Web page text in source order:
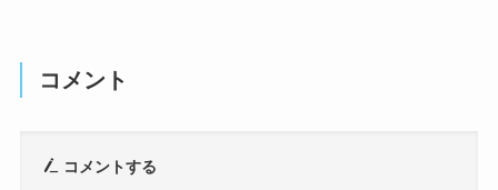
コメント
コメントする